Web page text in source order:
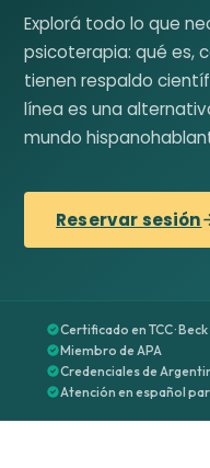
Explorá todo lo que
psicoterapia: qué es,
tienen respaldo
línea es una
mundo
Reservar sesión
Certificado en TCC ·
Miembro de APA
Credenciales de
Atención en español